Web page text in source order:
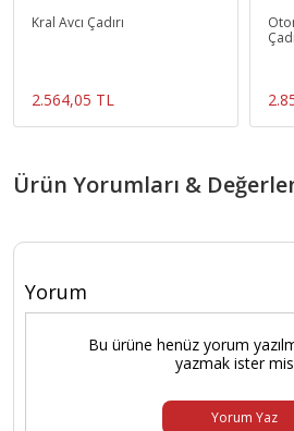
Kral Avcı Çadırı
2.564,05 TL
Ürün Yorumları &
Yorum
Bu ürüne henüz yorum
yazmak ister
Yorum Yaz